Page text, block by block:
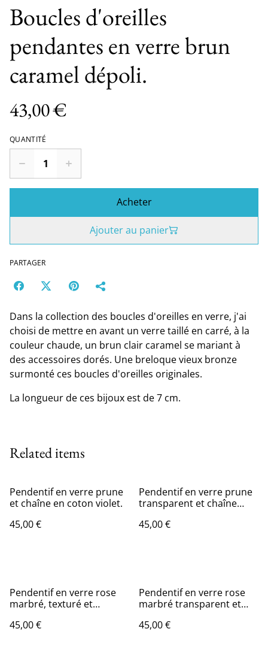
Boucles d'oreilles
pendantes en verre brun
caramel dépoli.
43,00 €
QUANTITÉ
Acheter
Ajouter au panier
PARTAGER
Dans la collection des boucles d'oreilles en verre, j'ai
choisi de mettre en avant un verre taillé en carré, à la
couleur chaude, un brun clair caramel se mariant à
des accessoires dorés. Une breloque vieux bronze
surmonté ces boucles d'oreilles originales.
La longueur de ces bijoux est de 7 cm.
Related items
Pendentif en verre prune
et chaîne en coton violet.
45,00 €
Pendentif en verre prune
transparent et chaîne
45,00 €
Pendentif en verre rose
marbré, texturé et
couleur argent.
45,00 €
Pendentif en verre rose
marbré transparent et
45,00 €